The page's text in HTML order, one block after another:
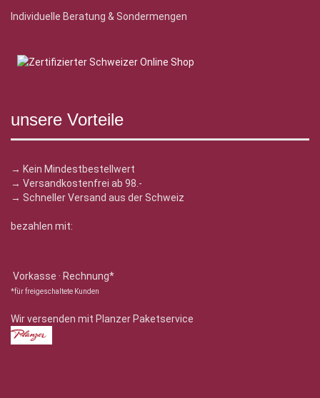
Individuelle Beratung & Sondermengen
unsere Vorteile
→ Kein Mindestbestellwert
→ Versandkostenfrei ab 98.-
→ Schneller Versand aus der Schweiz
bezahlen mit:
Vorkasse · Rechnung*
*für freigeschaltete Kunden
Wir versenden mit Planzer Paketservice